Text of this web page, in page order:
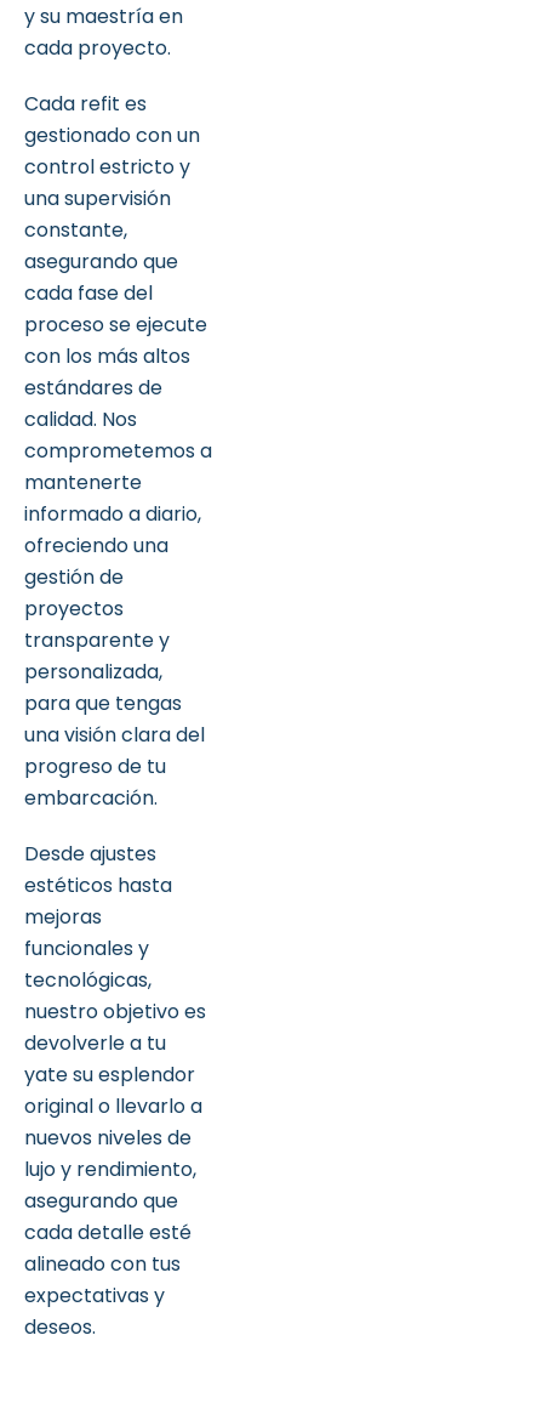
y su maestría en
cada proyecto.
Cada refit es
gestionado con un
control estricto y
una supervisión
constante,
asegurando que
cada fase del
proceso se ejecute
con los más altos
estándares de
calidad. Nos
comprometemos a
mantenerte
informado a diario,
ofreciendo una
gestión de
proyectos
transparente y
personalizada,
para que tengas
una visión clara del
progreso de tu
embarcación.
Desde ajustes
estéticos hasta
mejoras
funcionales y
tecnológicas,
nuestro objetivo es
devolverle a tu
yate su esplendor
original o llevarlo a
nuevos niveles de
lujo y rendimiento,
asegurando que
cada detalle esté
alineado con tus
expectativas y
deseos.